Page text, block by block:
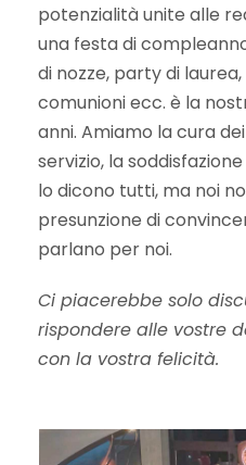
potenzialità unite alle
una festa di
di nozze, party di
comunioni ecc. è la
anni. Amiamo la cura
servizio, la
lo dicono tutti, ma noi
presunzione di
parlano per noi.
Ci piacerebbe solo
rispondere alle vostre
con la vostra felicità.